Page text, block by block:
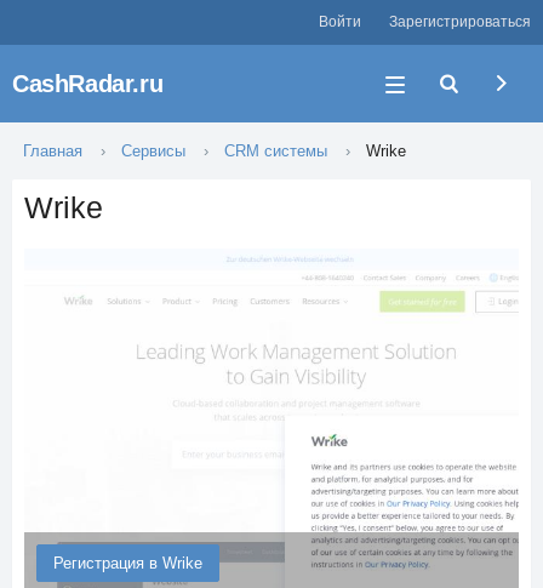
Войти Зарегистрироваться
CashRadar.ru
Главная Сервисы CRM системы Wrike
Wrike
Регистрация в Wrike